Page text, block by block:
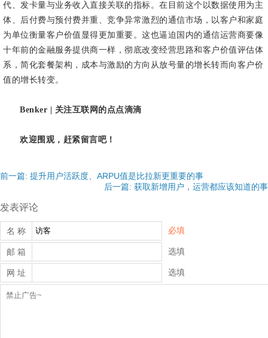
代、发卡量与业务收入直接关联的指标。在目前这个以数据使用为主
体、后付费与预付费并重、竞争异常激烈的通信市场，以客户和家庭
为单位衡量客户价值显得更加重要。这也逼迫国内的通信运营商要像
十年前的金融服务提供商一样，彻底改变经营思路和客户价值评估体
系，简化套餐架构，成本与激励的方向从放号量的增长转而向客户价
值的增长转变。
Benker | 关注互联网的点点滴滴
欢迎围观，赶紧留言吧！
前一篇: 提升用户活跃度、ARPU值是比拉新更重要的事
后一篇: 获取新增用户，运营都应该知道的事
发表评论
名 称 必填
邮 箱 选填
网 址 选填